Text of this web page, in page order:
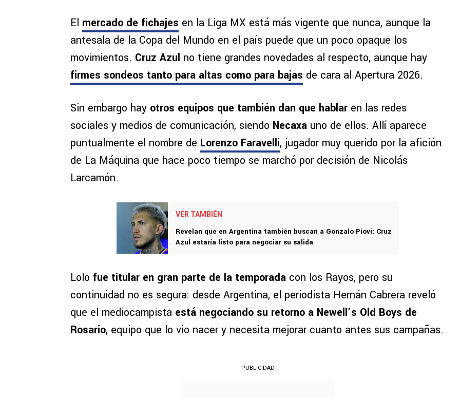
El mercado de fichajes en la Liga MX está más vigente que nunca, aunque la
antesala de la Copa del Mundo en el país puede que un poco opaque los
movimientos. Cruz Azul no tiene grandes novedades al respecto, aunque hay
firmes sondeos tanto para altas como para bajas de cara al Apertura 2026.
Sin embargo hay otros equipos que también dan que hablar en las redes
sociales y medios de comunicación, siendo Necaxa uno de ellos. Allí aparece
puntualmente el nombre de Lorenzo Faravelli, jugador muy querido por la afición
de La Máquina que hace poco tiempo se marchó por decisión de Nicolás
Larcamón.
VER TAMBIÉN
Revelan que en Argentina también buscan a Gonzalo Piovi: Cruz
Azul estaría listo para negociar su salida
Lolo fue titular en gran parte de la temporada con los Rayos, pero su
continuidad no es segura: desde Argentina, el periodista Hernán Cabrera reveló
que el mediocampista está negociando su retorno a Newell’s Old Boys de
Rosario, equipo que lo vio nacer y necesita mejorar cuanto antes sus campañas.
PUBLICIDAD